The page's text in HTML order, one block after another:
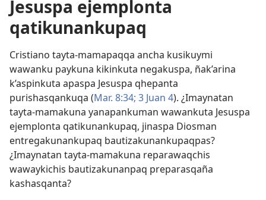
Jesuspa ejemplonta
qatikunankupaq
Cristiano tayta-mamapaqqa ancha kusikuymi
wawanku paykuna kikinkuta negakuspa, ñak’arina
k’aspinkuta apaspa Jesuspa qhepanta
purishasqankuqa (Mar. 8:34; 3 Juan 4). ¿Imaynatan
tayta-mamakuna yanapankuman wawankuta Jesuspa
ejemplonta qatikunankupaq, jinaspa Diosman
entregakunankupaq bautizakunankupaqpas?
¿Imaynatan tayta-mamakuna reparawaqchis
wawaykichis bautizakunanpaq preparasqaña
kashasqanta?